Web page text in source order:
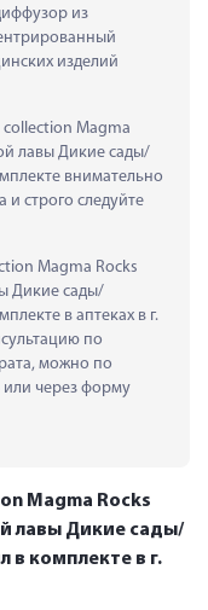
из
изделий
Magma
лавы Дикие сады/
внимательно
и строго следуйте
Magma Rocks
Дикие сады/
в аптеках в г.
по
можно по
или через форму
Magma Rocks
лавы Дикие сады/
комплекте в г.